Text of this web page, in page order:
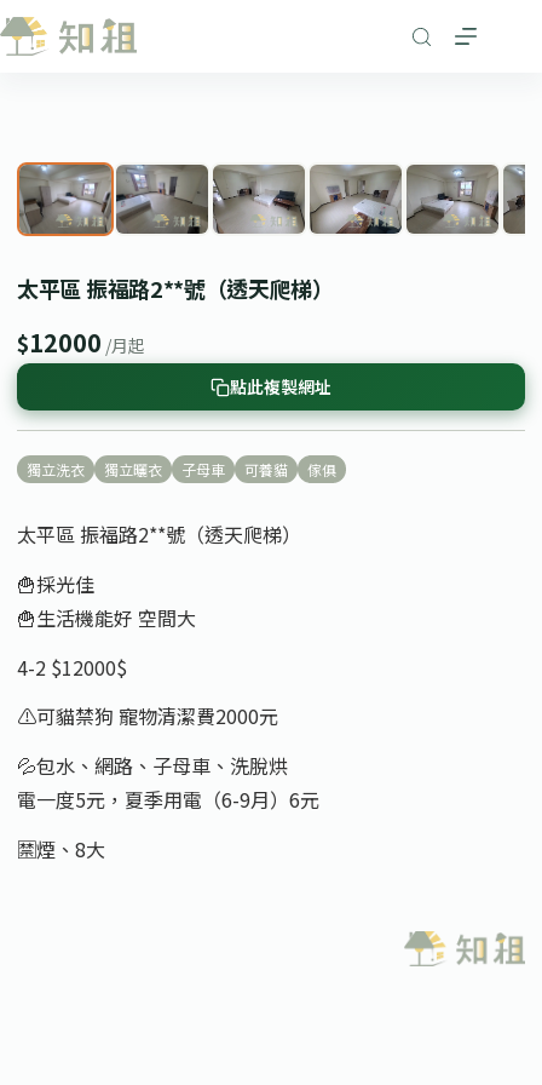
跳
至
太平區 振福路2**號（透天爬梯）
$12000 /月起
點此複製網址
獨立洗衣 獨立曬衣 子母車 可養貓 傢俱
太平區 振福路2**號（透天爬梯）
🍟採光佳
🍟生活機能好 空間大
4-2 $12000$
⚠️可貓禁狗 寵物清潔費2000元
💦包水、網路、子母車、洗脫烘
電一度5元，夏季用電（6-9月）6元
🈲煙、8大